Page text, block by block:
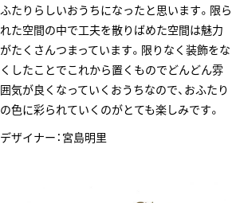
ANATA.
EVENT
WORKS
ABOUT US
ふたりらしいおうちになったと思います。限ら
れた空間の中で工夫を散りばめた空間は魅力
がたくさんつまっています。限りなく装飾をな
くしたことでこれから置くものでどんどん雰
囲気が良くなっていくおうちなので、おふたり
の色に彩られていくのがとても楽しみです。
デザイナー：宮島明里